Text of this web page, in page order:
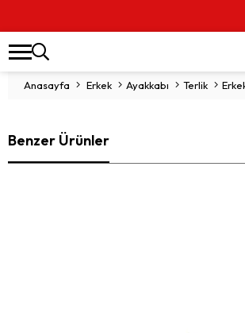
Anasayfa Erkek Ayakkabı Terlik
Benzer Ürünler